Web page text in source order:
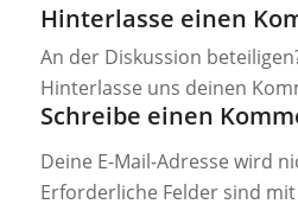
Hinterlasse einen
An der Diskussion
Hinterlasse uns deinen
Schreibe einen
Deine E-Mail-Adresse wird
Erforderliche Felder sind mit